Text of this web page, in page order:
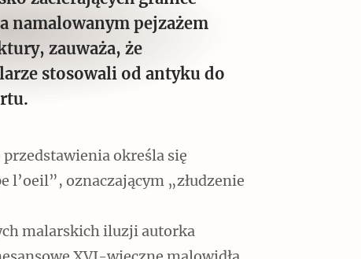
namalowanym pejzażem
zauważa, że
stosowali od antyku do
określa się
oznaczającym „złudzenie
malarskich iluzji autorka